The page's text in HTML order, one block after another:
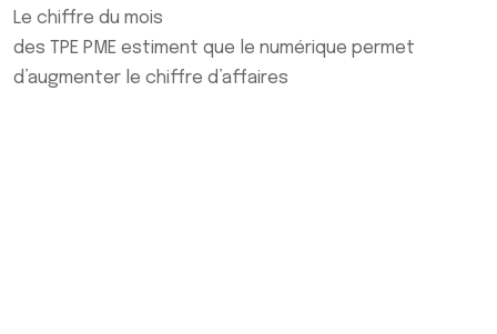
Le chiffre du mois
des TPE PME estiment que le numérique permet
d’augmenter le chiffre d’affaires